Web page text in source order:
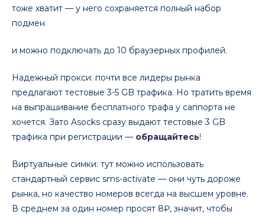
тоже хватит — у него сохраняется полный набор
подмен
и можно подключать до 10 браузерных профилей.
Надежный прокси: почти все лидеры рынка
предлагают тестовые 3-5 GB трафика. Но тратить время
на выпрашивание бесплатного трафа у саппорта не
хочется. Зато Asocks сразу выдают тестовые 3 GB
трафика при регистрации — обращайтесь!
Виртуальные симки: тут можно использовать
стандартный сервис sms-activate — они чуть дороже
рынка, но качество номеров всегда на высшем уровне.
В среднем за один номер просят 8₽, значит, чтобы